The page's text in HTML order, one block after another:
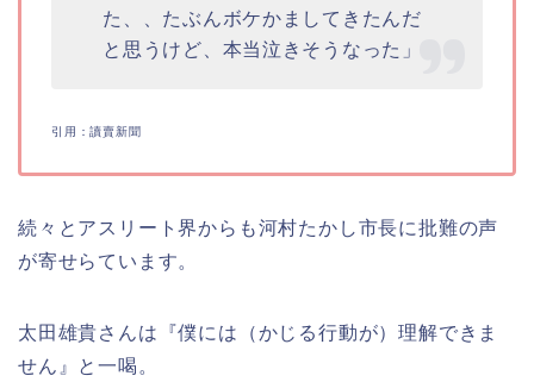
た、、たぶんボケかましてきたんだ
と思うけど、本当泣きそうなった」
引用：讀賣新聞
続々とアスリート界からも河村たかし市長に批難の声
が寄せらています。
太田雄貴さんは『僕には（かじる行動が）理解できま
せん』と一喝。